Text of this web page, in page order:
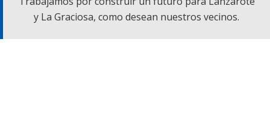
y La Graciosa, como desean nuestros vecinos.